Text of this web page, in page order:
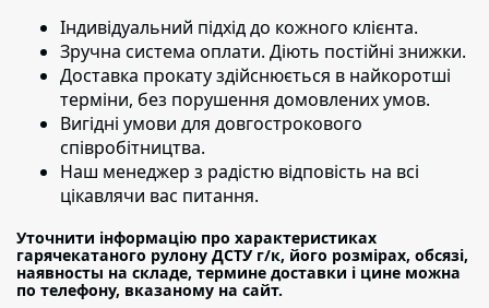
Індивідуальний підхід до кожного клієнта.
Зручна система оплати. Діють постійні знижки.
Доставка прокату здійснюється в найкоротші
терміни, без порушення домовлених умов.
Вигідні умови для довгострокового
співробітництва.
Наш менеджер з радістю відповість на всі
цікавлячи вас питання.
Уточнити інформацію про характеристиках
гарячекатаного рулону ДСТУ г/к, його розмірах, обсязі,
наявносты на складе, термине доставки і цине можна
по телефону, вказаному на сайт.